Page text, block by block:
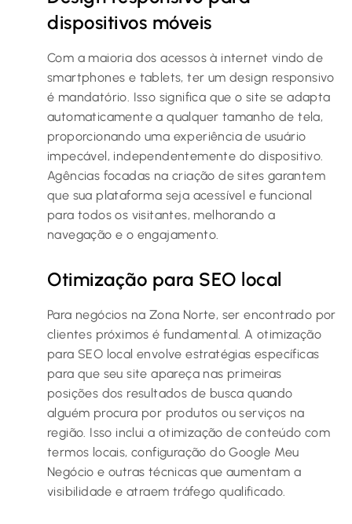
dispositivos móveis
Com a maioria dos acessos à internet vindo de
smartphones e tablets, ter um design responsivo
é mandatório. Isso significa que o site se adapta
automaticamente a qualquer tamanho de tela,
proporcionando uma experiência de usuário
impecável, independentemente do dispositivo.
Agências focadas na criação de sites garantem
que sua plataforma seja acessível e funcional
para todos os visitantes, melhorando a
navegação e o engajamento.
Otimização para SEO local
Para negócios na Zona Norte, ser encontrado por
clientes próximos é fundamental. A otimização
para SEO local envolve estratégias específicas
para que seu site apareça nas primeiras
posições dos resultados de busca quando
alguém procura por produtos ou serviços na
região. Isso inclui a otimização de conteúdo com
termos locais, configuração do Google Meu
Negócio e outras técnicas que aumentam a
visibilidade e atraem tráfego qualificado.